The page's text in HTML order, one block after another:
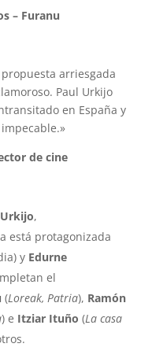
– Furanu
arriesgada
Paul Urkijo
en España y
de cine
,
está protagonizada
y Edurne
el
(Loreak, Patria), Ramón
) e Itziar Ituño (La casa